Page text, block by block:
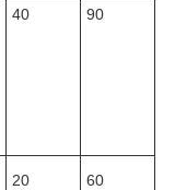
40 90
20 60